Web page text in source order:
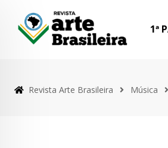
1ª
Revista Arte Brasileira Música